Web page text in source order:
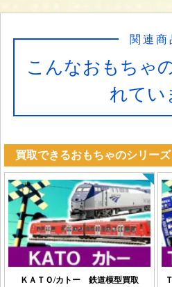
こんなおもちゃ
れてい
関連商
買取できるおもちゃのシリーズ
ＫＡＴＯ/カトー 鉄道模型買取